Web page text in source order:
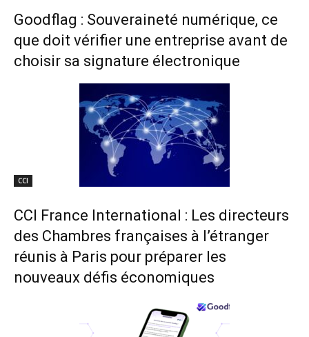
Goodflag : Souveraineté numérique, ce
que doit vérifier une entreprise avant de
choisir sa signature électronique
CCI
CCI France International : Les directeurs
des Chambres françaises à l’étranger
réunis à Paris pour préparer les
nouveaux défis économiques